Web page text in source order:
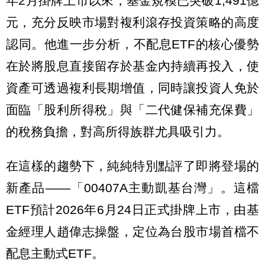
元，充分反映市場對複利滾存投資策略的高度
認同。他進一步分析，不配息ETF的核心優勢
在於將股息直接留存於基金內持續再投入，使
資產可透過複利長期增值，同時讓投資人免於
面臨「股利所得稅」與「二代健保補充保費」
的稅務負擔，對高所得族群尤具吸引力。
在這樣的趨勢下，純純特別點評了即將登場的
新產品——「00407A主動凱基台灣」。這檔
ETF預計2026年6月24日正式掛牌上市，由基
金經理人趙偉志操盤，定位為台股市場首檔不
配息主動式ETF。